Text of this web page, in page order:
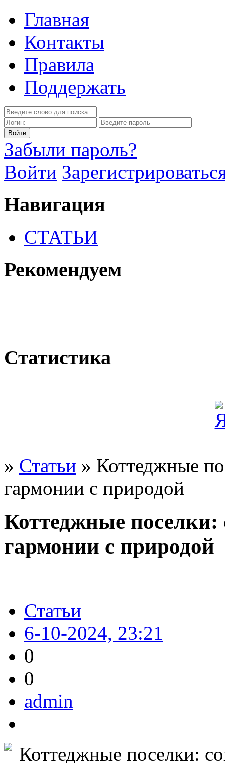
Главная
Контакты
Правила
Поддержать
Забыли пароль?
Войти
Навигация
СТАТЬИ
Рекомендуем
Статистика
» Статьи » Коттеджные
гармонии с природой
Коттеджные поселки:
гармонии с природой
Статьи
6-10-2024, 23:21
0
0
admin